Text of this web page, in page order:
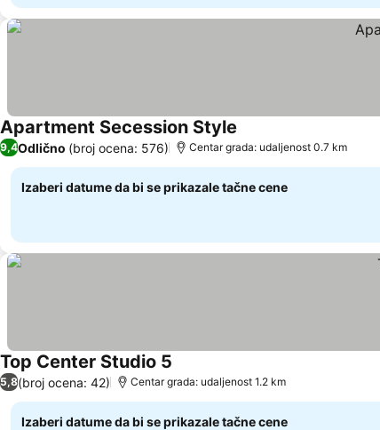
Apartment Secession Style
9,4Odlično (broj ocena: 576) Centar grada: udaljenost 0.7 km
Izaberi datume da bi se prikazale tačne cene
Top Center Studio 5
5,8(broj ocena: 42) Centar grada: udaljenost 1.2 km
Izaberi datume da bi se prikazale tačne cene